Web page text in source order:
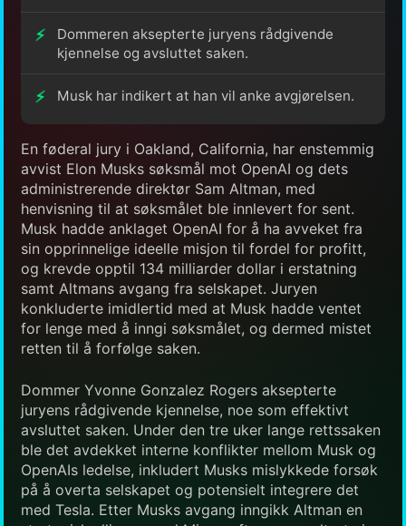
Dommeren aksepterte juryens rådgivende
kjennelse og avsluttet saken.
Musk har indikert at han vil anke avgjørelsen.
En føderal jury i Oakland, California, har enstemmig
avvist Elon Musks søksmål mot OpenAI og dets
administrerende direktør Sam Altman, med
henvisning til at søksmålet ble innlevert for sent.
Musk hadde anklaget OpenAI for å ha avveket fra
sin opprinnelige ideelle misjon til fordel for profitt,
og krevde opptil 134 milliarder dollar i erstatning
samt Altmans avgang fra selskapet. Juryen
konkluderte imidlertid med at Musk hadde ventet
for lenge med å inngi søksmålet, og dermed mistet
retten til å forfølge saken.
Dommer Yvonne Gonzalez Rogers aksepterte
juryens rådgivende kjennelse, noe som effektivt
avsluttet saken. Under den tre uker lange rettssaken
ble det avdekket interne konflikter mellom Musk og
OpenAIs ledelse, inkludert Musks mislykkede forsøk
på å overta selskapet og potensielt integrere det
med Tesla. Etter Musks avgang inngikk Altman en